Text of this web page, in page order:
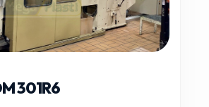
301R6